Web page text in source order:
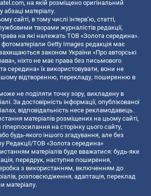
, на якій розміщено оригінальний
матеріалу.
сайті, в тому числі інтерв’ю, статті,
творами журналістів редакції,
на які належать ТОВ «Золота середина».
фотоматеріали Getty Images редакція має
законом України «Про авторські
ніхто не має права без письмового
середина» їх використовувати, вони не
відтворенню, перекладу, поширенню в
не поділяти точку зору, викладену в
За достовірність інформації, опублікованої
відповідальність несе рекламодавець.
матеріалів розміщених на цьому сайті,
на сторінку цього сайту,
будь-якого іншого згадування, але без
Редакції/ТОВ «Золота середина»
матеріалів буде вважатися: будь-яке
передрук, наступне поширення,
з використанням, включенням до
розповсюдження, адаптація, переклад
матеріалу.